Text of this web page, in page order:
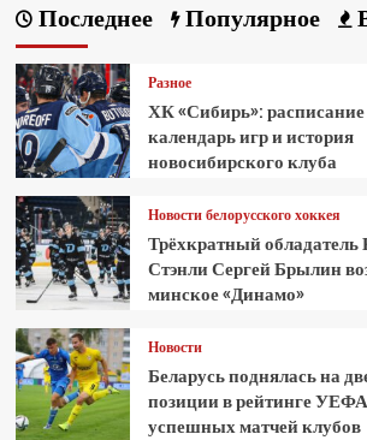
Последнее Популярное
Разное
ХК «Сибирь»: расписание
календарь игр и история
новосибирского клуба
Новости белорусского хоккея
Трёхкратный обладатель
Стэнли Сергей Брылин
минское «Динамо»
Новости
Беларусь поднялась на
позиции в рейтинге
успешных матчей клубов